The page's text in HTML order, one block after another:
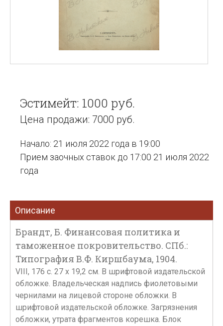
Эстимейт: 1000 руб.
Цена продажи: 7000 руб.
Начало: 21 июля 2022 года в 19:00
Прием заочных ставок до 17:00 21 июля 2022
года
Описание
Брандт, Б. Финансовая политика и
таможенное покровительство. СПб.:
Типография В.Ф. Киршбаума, 1904.
VIII, 176 с. 27 х 19,2 см. В шрифтовой издательской
обложке. Владельческая надпись фиолетовыми
чернилами на лицевой стороне обложки. В
шрифтовой издательской обложке. Загрязнения
обложки, утрата фрагментов корешка. Блок